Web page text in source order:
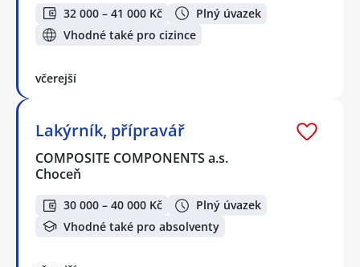
32 000 – 41 000 Kč
Plný úvazek
Vhodné také pro cizince
včerejší
Lakýrník, přípravář
COMPOSITE COMPONENTS a.s.
Choceň
30 000 – 40 000 Kč
Plný úvazek
Vhodné také pro absolventy